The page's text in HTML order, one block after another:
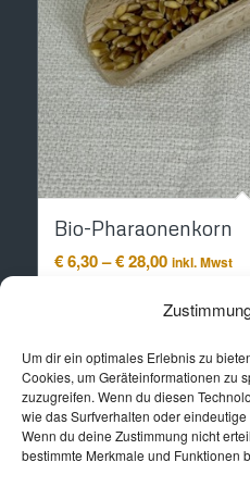
Um dir ein optimales Erlebnis zu
Cookies, um Geräteinformationen zu
zuzugreifen. Wenn du diesen
wie das Surfverhalten oder
Wenn du deine Zustimmung nicht
bestimmte Merkmale und Funktionen
Bio-Pharaonenkorn
€6,30–€28,00
bis
inkl. Mwst